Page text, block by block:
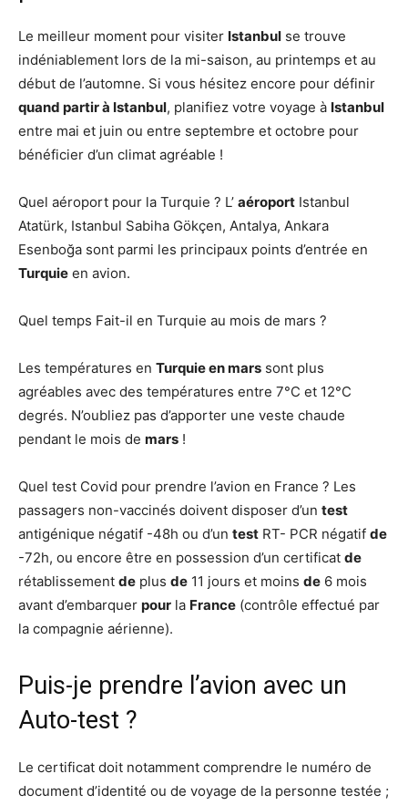
Le meilleur moment pour visiter Istanbul se trouve
indéniablement lors de la mi-saison, au printemps et au
début de l’automne. Si vous hésitez encore pour définir
quand partir à Istanbul, planifiez votre voyage à Istanbul
entre mai et juin ou entre septembre et octobre pour
bénéficier d’un climat agréable !
Quel aéroport pour la Turquie ? L’ aéroport Istanbul
Atatürk, Istanbul Sabiha Gökçen, Antalya, Ankara
Esenboğa sont parmi les principaux points d’entrée en
Turquie en avion.
Quel temps Fait-il en Turquie au mois de mars ?
Les températures en Turquie en mars sont plus
agréables avec des températures entre 7°C et 12°C
degrés. N’oubliez pas d’apporter une veste chaude
pendant le mois de mars !
Quel test Covid pour prendre l’avion en France ? Les
passagers non-vaccinés doivent disposer d’un test
antigénique négatif -48h ou d’un test RT- PCR négatif de
-72h, ou encore être en possession d’un certificat de
rétablissement de plus de 11 jours et moins de 6 mois
avant d’embarquer pour la France (contrôle effectué par
la compagnie aérienne).
Puis-je prendre l’avion avec un
Auto-test ?
Le certificat doit notamment comprendre le numéro de
document d’identité ou de voyage de la personne testée ;